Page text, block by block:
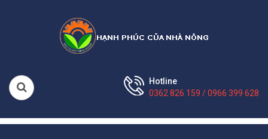
Hotline
0362 826 159 / 0966 399 628